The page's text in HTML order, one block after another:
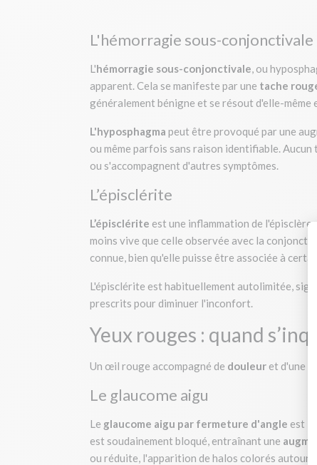
L'hémorragie sous-conjonctivale
L'hémorragie sous-conjonctivale, ou
apparent. Cela se manifeste par une tache
généralement bénigne et se résout d'elle-même
L'hyposphagma peut être provoqué par une
ou même parfois sans raison identifiable.
ou s'accompagnent d'autres symptômes.
L’épisclérite
L’épisclérite est une inflammation de
moins vive que celle observée avec la
connue, bien qu'elle puisse être associée à
L'épisclérite est habituellement autolimitée,
prescrits pour diminuer l'inconfort.
Yeux rouges : quand
Un œil rouge accompagné de douleur et d'une
Le glaucome aigu
Le glaucome aigu par fermeture d'angle est
est soudainement bloqué, entraînant une
ou réduite, l'apparition de halos colorés autour